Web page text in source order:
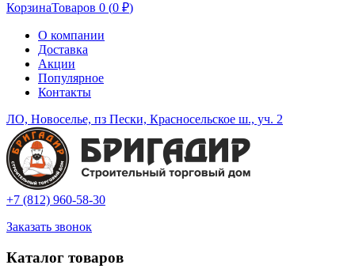
КорзинаТоваров 0 (0 ₽)
О компании
Доставка
Акции
Популярное
Контакты
ЛО, Новоселье, пз Пески, Красносельское ш., уч. 2
+7 (812) 960-58-30
Заказать звонок
Каталог товаров